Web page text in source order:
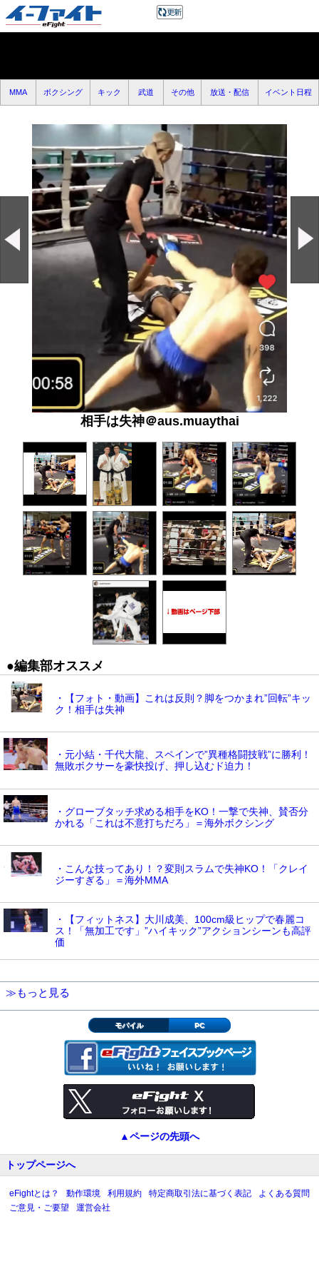
MMA ボクシング キック 武道 その他 放送・配信 イベント日程
相手は失神＠aus.muaythai
●編集部オススメ
・【フォト・動画】これは反則？脚をつかまれ”回転”キッ
ク！相手は失神
・元小結・千代大龍、スペインで”異種格闘技戦”に勝利！
無敗ボクサーを豪快投げ、押し込むド迫力！
・グローブタッチ求める相手をKO！一撃で失神、賛否分
かれる「これは不意打ちだろ」＝海外ボクシング
・こんな技ってあり！？変則スラムで失神KO！「クレイ
ジーすぎる」＝海外MMA
・【フィットネス】大川成美、100cm級ヒップで春麗コ
ス！「無加工です」”ハイキック”アクションシーンも高評
価
≫もっと見る
モバイル PC
▲ページの先頭へ
トップページへ
eFightとは？ 動作環境 利用規約 特定商取引法に基づく表記
よくある質問
ご意見・ご要望
運営会社